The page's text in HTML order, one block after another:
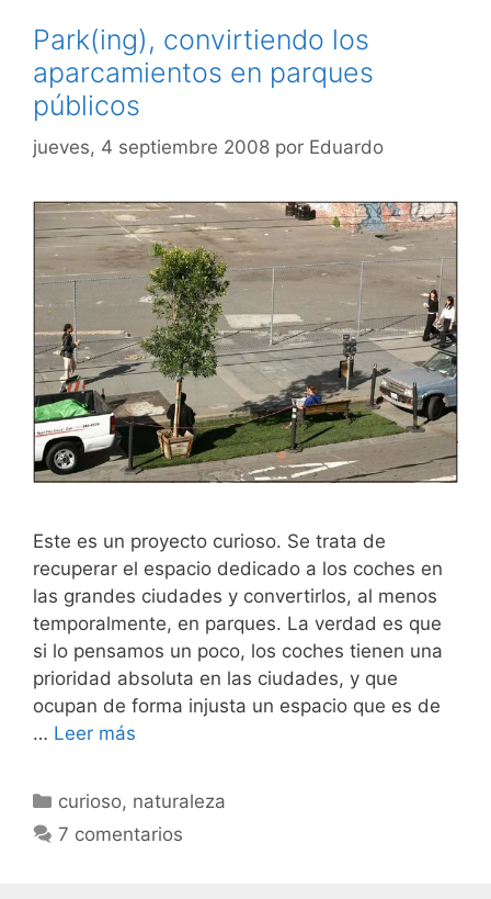
Park(ing), convirtiendo los
aparcamientos en parques
públicos
jueves, 4 septiembre 2008 por Eduardo
Este es un proyecto curioso. Se trata de
recuperar el espacio dedicado a los coches en
las grandes ciudades y convertirlos, al menos
temporalmente, en parques. La verdad es que
si lo pensamos un poco, los coches tienen una
prioridad absoluta en las ciudades, y que
ocupan de forma injusta un espacio que es de
… Leer más
Categorías
curioso, naturaleza
7 comentarios